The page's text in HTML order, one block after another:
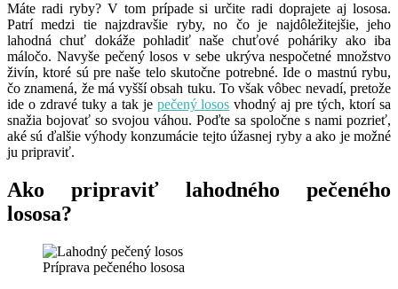
Máte radi ryby? V tom prípade si určite radi doprajete aj lososa.
Patrí medzi tie najzdravšie ryby, no čo je najdôležitejšie, jeho
lahodná chuť dokáže pohladiť naše chuťové poháriky ako iba
máločo. Navyše pečený losos v sebe ukrýva nespočetné množstvo
živín, ktoré sú pre naše telo skutočne potrebné. Ide o mastnú rybu,
čo znamená, že má vyšší obsah tuku. To však vôbec nevadí, pretože
ide o zdravé tuky a tak je pečený losos vhodný aj pre tých, ktorí sa
snažia bojovať so svojou váhou. Poďte sa spoločne s nami pozrieť,
aké sú ďalšie výhody konzumácie tejto úžasnej ryby a ako je možné
ju pripraviť.
Ako pripraviť lahodného pečeného
lososa?
Príprava pečeného lososa